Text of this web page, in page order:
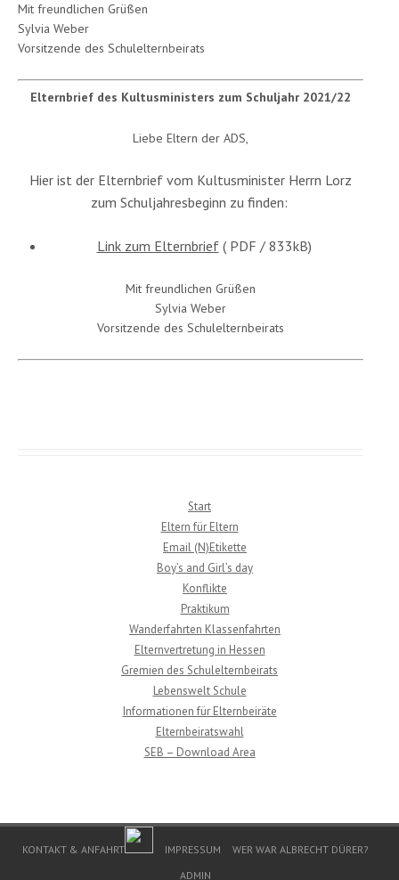
Mit freundlichen Grüßen
Sylvia Weber
Vorsitzende des Schulelternbeirats
Elternbrief des Kultusministers zum Schuljahr 2021/22
Liebe Eltern der ADS,
Hier ist der Elternbrief vom Kultusminister Herrn Lorz
zum Schuljahresbeginn zu finden:
Link zum Elternbrief( PDF / 833kB)
Mit freundlichen Grüßen
Sylvia Weber
Vorsitzende des Schulelternbeirats
Start
Eltern für Eltern
Email (N)Etikette
Boy’s and Girl’s day
Konflikte
Praktikum
Wanderfahrten Klassenfahrten
Elternvertretung in Hessen
Gremien des Schulelternbeirats
Lebenswelt Schule
Informationen für Elternbeiräte
Elternbeiratswahl
SEB – Download Area
KONTAKT & ANFAHRT IMPRESSUM
WER WAR ALBRECHT DÜRER?
ADMIN